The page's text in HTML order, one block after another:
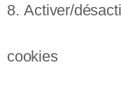
8. Activer/
cookies